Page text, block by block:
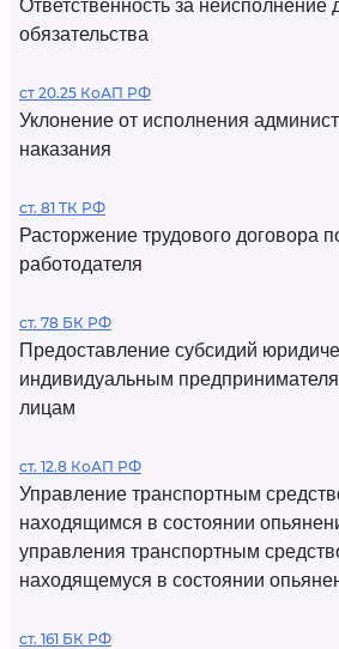
Ответственность за неисполнение
обязательства
ст 20.25 КоАП РФ
Уклонение от исполнения
наказания
ст. 81 ТК РФ
Расторжение трудового договора
работодателя
ст. 78 БК РФ
Предоставление субсидий
индивидуальным
лицам
ст. 12.8 КоАП РФ
Управление транспортным
находящимся в состоянии
управления транспортным
находящемуся в состоянии
ст. 161 БК РФ